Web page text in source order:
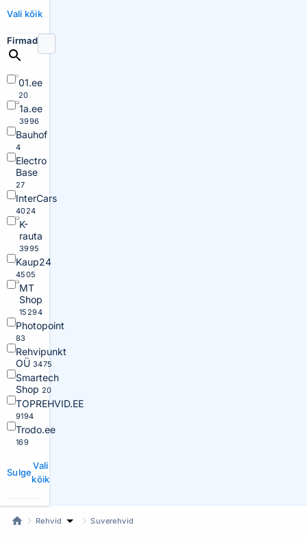
Vali kõik
Firmad
01.ee
20
1a.ee
3996
Bauhof
4
Electro
Base
27
InterCars
4024
K-
rauta
3995
Kaup24
4505
MT
Shop
15294
Photopoint
83
Rehvipunkt
OÜ 3475
Smartech
Shop 20
TOPREHVID.EE
9194
Trodo.ee
169
Sulge
Vali
kõik
Rehvid Suverehvid